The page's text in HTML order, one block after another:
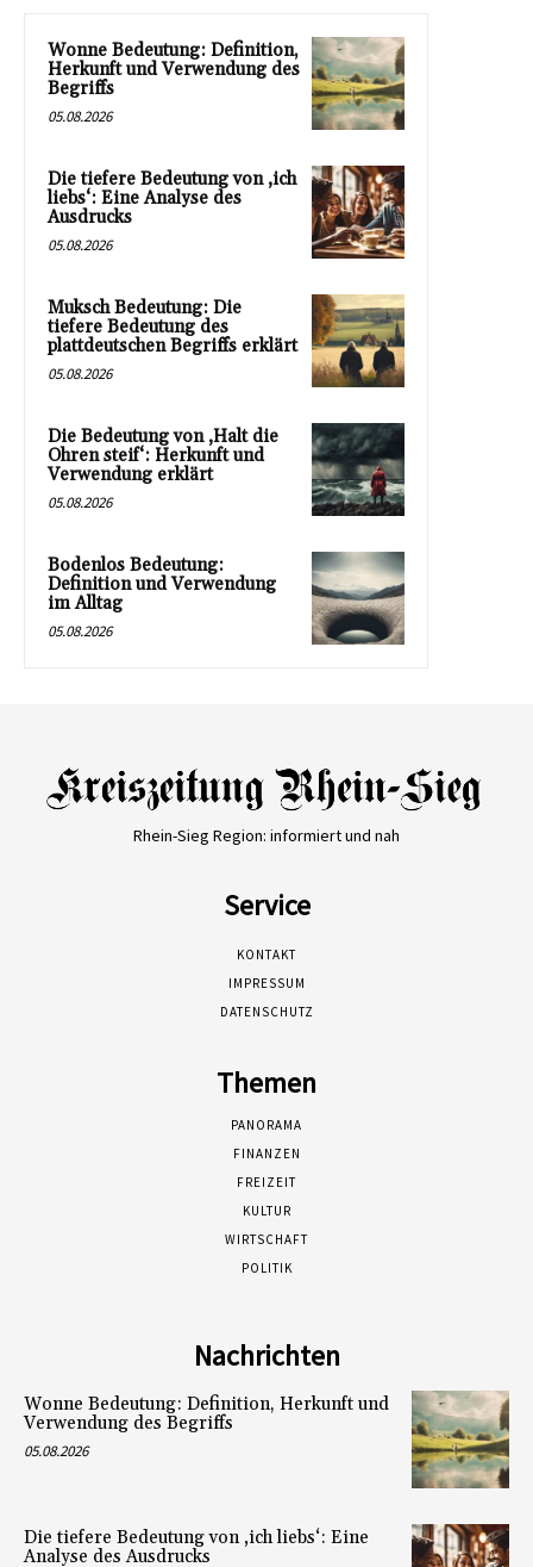
Wonne Bedeutung: Definition,
Herkunft und Verwendung des
Begriffs
05.08.2026
Die tiefere Bedeutung von ‚ich
liebs‘: Eine Analyse des
Ausdrucks
05.08.2026
Muksch Bedeutung: Die
tiefere Bedeutung des
plattdeutschen Begriffs erklärt
05.08.2026
Die Bedeutung von ‚Halt die
Ohren steif‘: Herkunft und
Verwendung erklärt
05.08.2026
Bodenlos Bedeutung:
Definition und Verwendung
im Alltag
05.08.2026
Rhein-Sieg Region: informiert und nah
Service
KONTAKT
IMPRESSUM
DATENSCHUTZ
Themen
PANORAMA
FINANZEN
FREIZEIT
KULTUR
WIRTSCHAFT
POLITIK
Nachrichten
Wonne Bedeutung: Definition, Herkunft und
Verwendung des Begriffs
05.08.2026
Die tiefere Bedeutung von ‚ich liebs‘: Eine
Analyse des Ausdrucks